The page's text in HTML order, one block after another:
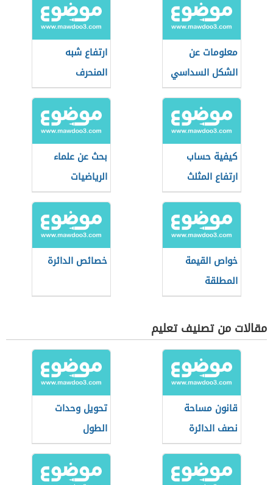
معلومات عن
الشكل السداسي
ارتفاع شبه
المنحرف
كيفية حساب
ارتفاع المثلث
بحث عن علماء
الرياضيات
خواص القيمة
المطلقة
خصائص الدائرة
مقالات من تصنيف تعليم
قانون مساحة
نصف الدائرة
تحويل وحدات
الطول